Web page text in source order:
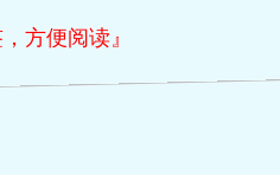
方便阅读』